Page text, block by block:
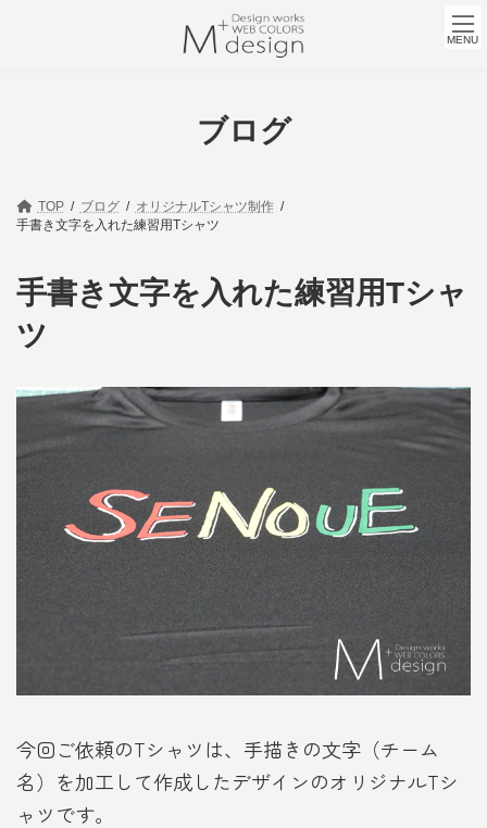
ブログ
TOP ブログ
オリジナルTシャツ制作
手書き文字を入れた練習用Tシャツ
手書き文字を入れた練習用Tシャ
ツ
今回ご依頼のTシャツは、手描きの文字（チーム
名）を加工して作成したデザインのオリジナルTシ
ャツです。
MENU